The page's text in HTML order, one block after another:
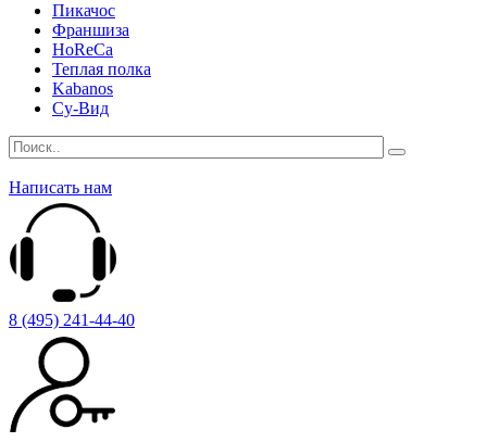
Пикачос
Франшиза
HoReCa
Теплая полка
Kabanos
Су-Вид
Написать нам
8 (495) 241-44-40